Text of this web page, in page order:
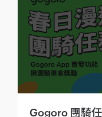
Gogoro 團騎